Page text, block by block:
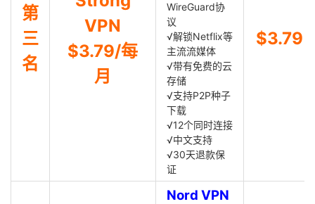
第
三
名
VPN
$3.79/每
月
WireGuard协
议
√解锁Netflix等
主流流媒体
√带有免费的云
存储
√支持P2P种子
下载
√12个同时连接
√中文支持
√30天退款保
证
$3.79
Nord VPN